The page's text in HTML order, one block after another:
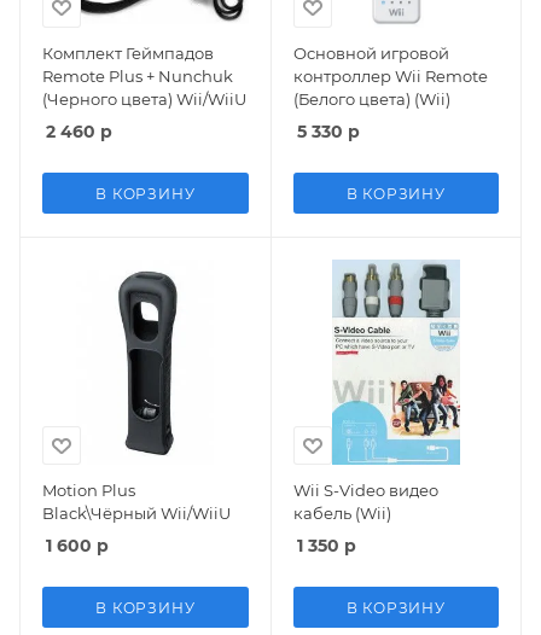
Комплект Геймпадов
Remote Plus + Nunchuk
(Черного цвета) Wii/WiiU
2 460 р
В КОРЗИНУ
Основной игровой
контроллер Wii Remote
(Белого цвета) (Wii)
5 330 р
В КОРЗИНУ
Motion Plus
Black\Чёрный Wii/WiiU
1 600 р
В КОРЗИНУ
Wii S-Video видео
кабель (Wii)
1 350 р
В КОРЗИНУ